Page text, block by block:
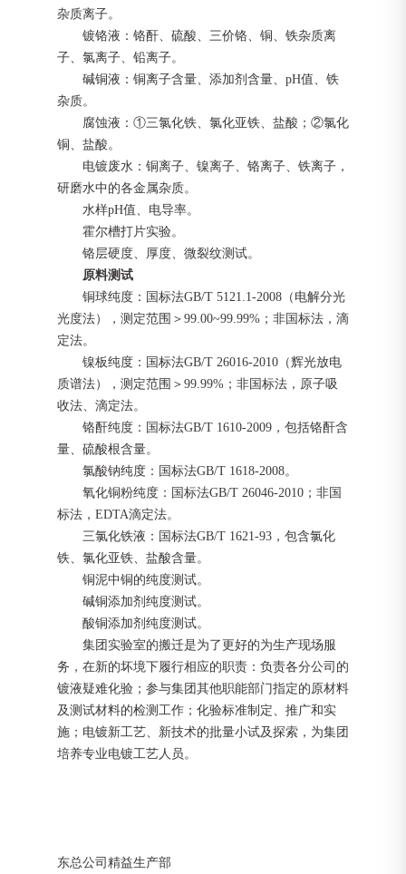
杂质离子。
镀铬液：铬酐、硫酸、三价铬、铜、铁杂质离
子、氯离子、铅离子。
碱铜液：铜离子含量、添加剂含量、 pH值、铁
杂质。
腐蚀液： ①三氯化铁、氯化亚铁、盐酸；②氯化
铜、盐酸。
电镀废水：铜离子、镍离子、铬离子、铁离子，
研磨水中的各金属杂质。
水样pH值、电导率。
霍尔槽打片实验。
铬层硬度、厚度、微裂纹测试。
原料测试
铜球纯度：国标法GB/T 5121.1-2008（电解分光
光度法），测定范围＞99.00~99.99%；非国标法，滴
定法。
镍板纯度：国标法GB/T 26016-2010（辉光放电
质谱法），测定范围＞99.99%；非国标法，原子吸
收法、滴定法。
铬酐纯度：国标法GB/T 1610-2009，包括铬酐含
量、硫酸根含量。
氯酸钠纯度：国标法GB/T 1618-2008。
氧化铜粉纯度：国标法GB/T 26046-2010；非国
标法，EDTA滴定法。
三氯化铁液：国标法GB/T 1621-93，包含氯化
铁、氯化亚铁、盐酸含量。
铜泥中铜的纯度测试。
碱铜添加剂纯度测试。
酸铜添加剂纯度测试。
集团实验室的搬迁是为了更好的为生产现场服
务，在新的坏境下履行相应的职责：负责各分公司的
镀液疑难化验；参与集团其他职能部门指定的原材料
及测试材料的检测工作；化验标准制定、推广和实
施；电镀新工艺、新技术的批量小试及探索，为集团
培养专业电镀工艺人员。
东总公司精益生产部